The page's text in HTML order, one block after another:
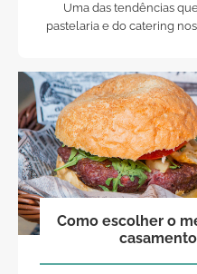
Uma das tendências
pastelaria e do catering
Como escolher o